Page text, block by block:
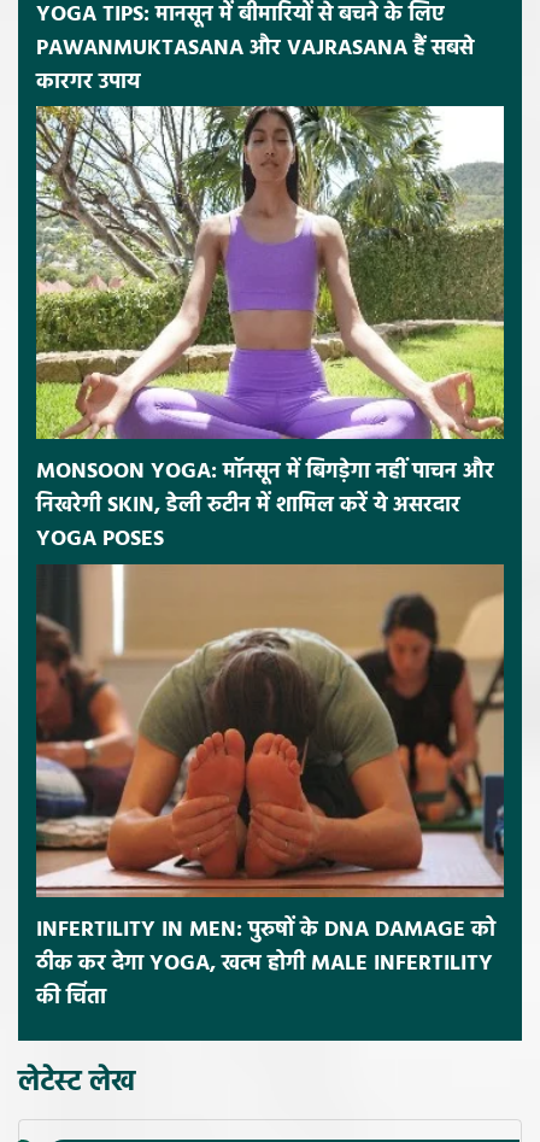
YOGA TIPS: मानसून में बीमारियों से बचने के लिए
PAWANMUKTASANA और VAJRASANA हैं सबसे
कारगर उपाय
MONSOON YOGA: मॉनसून में बिगड़ेगा नहीं पाचन और
निखरेगी SKIN, डेली रुटीन में शामिल करें ये असरदार
YOGA POSES
INFERTILITY IN MEN: पुरुषों के DNA DAMAGE को
ठीक कर देगा YOGA, खत्म होगी MALE INFERTILITY
की चिंता
लेटेस्ट लेख